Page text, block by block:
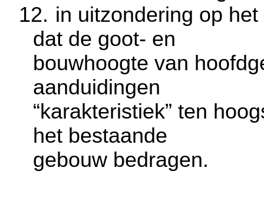
12. in uitzondering op
dat de goot- en
bouwhoogte van
aanduidingen
“karakteristiek” ten
het bestaande
gebouw bedragen.